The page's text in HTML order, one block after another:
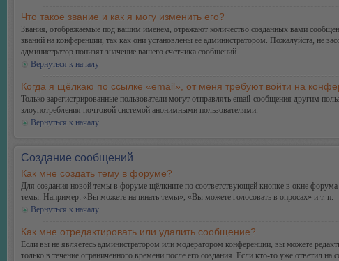
Что такое звание и как я могу изменить его?
Звания, отображаемые под вашим именем, отражают количество созданных вами
званий на конференции, так как они установлены её администратором. Пожалуйста, не
администратор понизят значение вашего счётчика сообщений.
Вернуться к началу
Когда я щёлкаю по ссылке «email», от меня требуют войти на
Только зарегистрированные пользователи могут отправлять email-сообщения другим
злоупотребления почтовой системой анонимными пользователями.
Вернуться к началу
Создание сообщений
Как мне создать тему в форуме?
Для создания новой темы в форуме щёлкните по соответствующей кнопке в окне
темы. Например: «Вы можете начинать темы», «Вы можете голосовать в опросах» и т. п.
Вернуться к началу
Как мне отредактировать или удалить сообщение?
Если вы не являетесь администратором или модератором конференции, вы можете
только в течение ограниченного времени после его создания. Если кто-то уже ответил